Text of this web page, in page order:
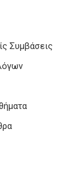
Συμβάσεις